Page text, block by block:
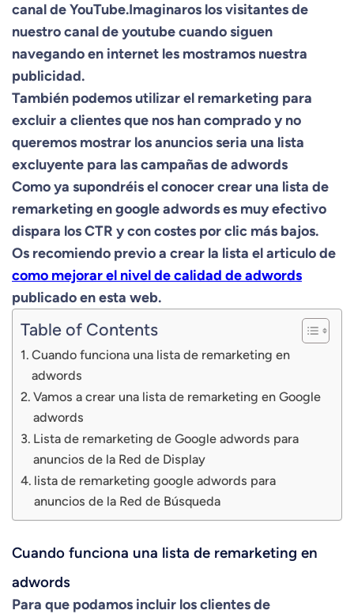
canal de YouTube.Imaginaros los visitantes de
nuestro canal de youtube cuando siguen
navegando en internet les mostramos nuestra
publicidad.
También podemos utilizar el remarketing para
excluir a clientes que nos han comprado y no
queremos mostrar los anuncios seria una lista
excluyente para las campañas de adwords
Como ya supondréis el conocer crearuna lista de
remarketing en google adwords es muy efectivo
dispara los CTR y con costes por clic más bajos.
Os recomiendo previo a crear la lista el articulo de
como mejorar el nivel de calidad de adwords
publicado en esta web.
Table of Contents
Cuando funciona una lista de remarketing en
adwords
Vamos a crear una lista de remarketing en Google
adwords
Lista de remarketing de Google adwords para
anuncios de la Red de Display
lista de remarketing google adwords para
anuncios de la Red de Búsqueda
Cuando funciona una lista de remarketing en
adwords
Para que podamos incluir los clientes de